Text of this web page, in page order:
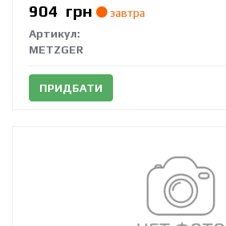
904 грн
завтра
Артикул:
METZGER
ПРИДБАТИ